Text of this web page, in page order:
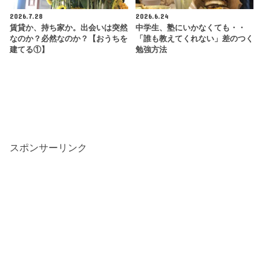
2026.7.28
賃貸か、持ち家か。出会いは突然
なのか？必然なのか？【おうちを
建てる①】
2026.6.24
中学生、塾にいかなくても・・
「誰も教えてくれない」差のつく
勉強方法
スポンサーリンク